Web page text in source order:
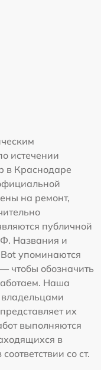
истечении
в Краснодаре
на ремонт,
публичной
Названия и
упоминаются
чтобы обозначить
Наша
их
выполняются
в
со ст.